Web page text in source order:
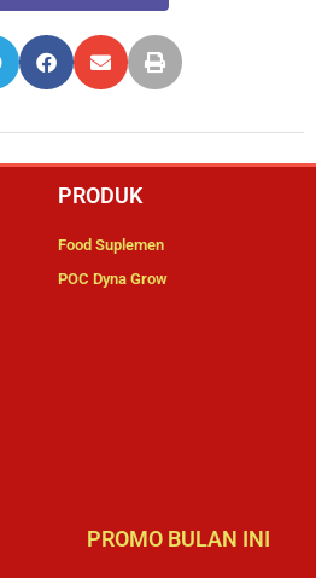
PRODUK
Food Suplemen
POC Dyna Grow
PROMO BULAN INI